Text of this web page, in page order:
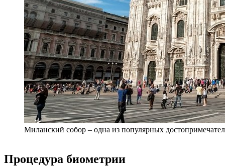
Миланский собор – одна из популярных
Процедура биометрии